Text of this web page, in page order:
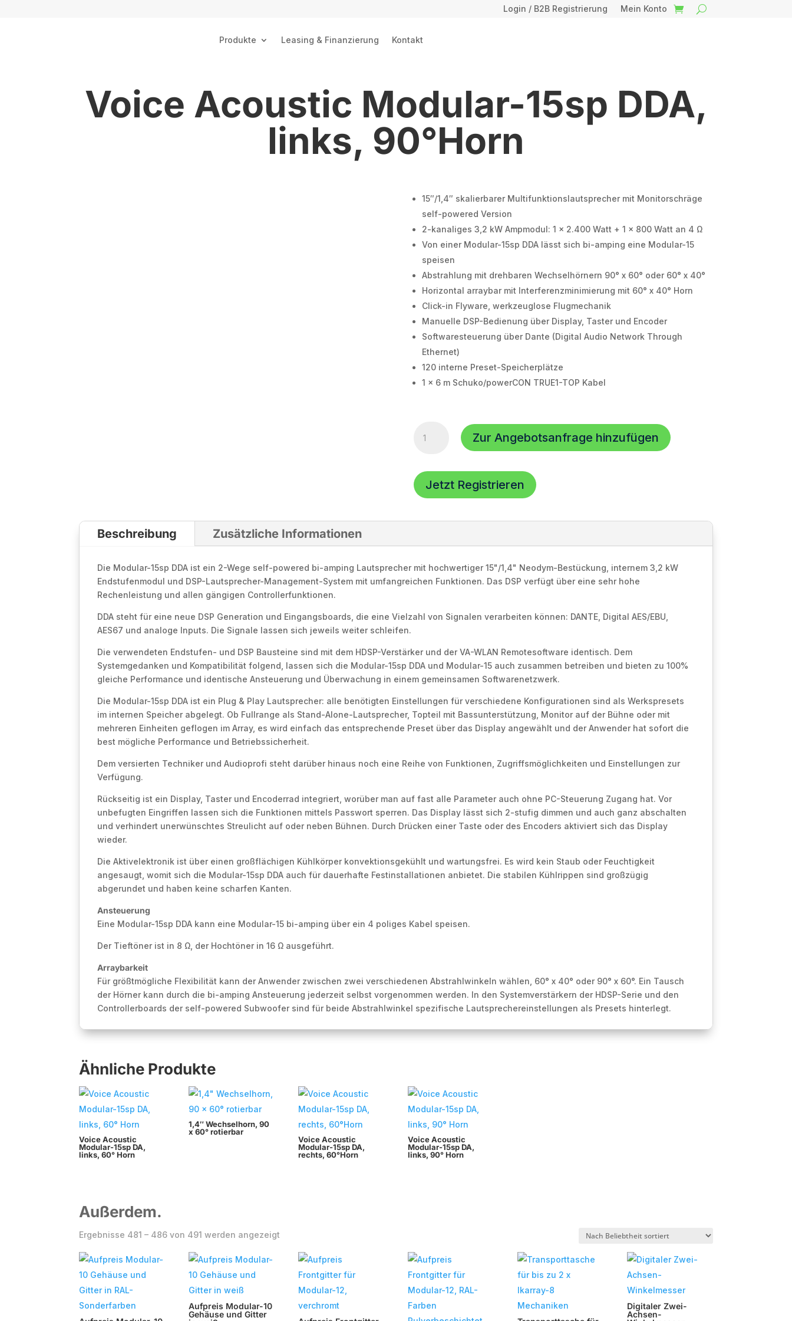
Login / B2B Registrierung Mein Konto
Produkte Leasing & Finanzierung Kontakt
Voice Acoustic Modular-15sp DDA,
links, 90°Horn
15″/1,4″ skalierbarer Multifunktionslautsprecher mit Monitorschräge
self-powered Version
2-kanaliges 3,2 kW Ampmodul: 1 x 2.400 Watt + 1 x 800 Watt an 4 Ω
Von einer Modular-15sp DDA lässt sich bi-amping eine Modular-15
speisen
Abstrahlung mit drehbaren Wechselhörnern 90° x 60° oder 60° x 40°
Horizontal arraybar mit Interferenzminimierung mit 60° x 40° Horn
Click-in Flyware, werkzeuglose Flugmechanik
Manuelle DSP-Bedienung über Display, Taster und Encoder
Softwaresteuerung über Dante (Digital Audio Network Through
Ethernet)
120 interne Preset-Speicherplätze
1 x 6 m Schuko/powerCON TRUE1-TOP Kabel
Acoustic
DDA,
links,
Menge
Zur Angebotsanfrage hinzufügen
Jetzt Registrieren
Beschreibung Zusätzliche Informationen
Die Modular-15sp DDA ist ein 2-Wege self-powered bi-amping Lautsprecher mit hochwertiger 15"/1,4" Neodym-Bestückung, internem 3,2 kW
Endstufenmodul und DSP-Lautsprecher-Management-System mit umfangreichen Funktionen. Das DSP verfügt über eine sehr hohe
Rechenleistung und allen gängigen Controllerfunktionen.
DDA steht für eine neue DSP Generation und Eingangsboards, die eine Vielzahl von Signalen verarbeiten können: DANTE, Digital AES/EBU,
AES67 und analoge Inputs. Die Signale lassen sich jeweils weiter schleifen.
Die verwendeten Endstufen- und DSP Bausteine sind mit dem HDSP-Verstärker und der VA-WLAN Remotesoftware identisch. Dem
Systemgedanken und Kompatibilität folgend, lassen sich die Modular-15sp DDA und Modular-15 auch zusammen betreiben und bieten zu 100%
gleiche Performance und identische Ansteuerung und Überwachung in einem gemeinsamen Softwarenetzwerk.
Die Modular-15sp DDA ist ein Plug & Play Lautsprecher: alle benötigten Einstellungen für verschiedene Konfigurationen sind als Werkspresets
im internen Speicher abgelegt. Ob Fullrange als Stand-Alone-Lautsprecher, Topteil mit Bassunterstützung, Monitor auf der Bühne oder mit
mehreren Einheiten geflogen im Array, es wird einfach das entsprechende Preset über das Display angewählt und der Anwender hat sofort die
best mögliche Performance und Betriebssicherheit.
Dem versierten Techniker und Audioprofi steht darüber hinaus noch eine Reihe von Funktionen, Zugriffsmöglichkeiten und Einstellungen zur
Verfügung.
Rückseitig ist ein Display, Taster und Encoderrad integriert, worüber man auf fast alle Parameter auch ohne PC-Steuerung Zugang hat. Vor
unbefugten Eingriffen lassen sich die Funktionen mittels Passwort sperren. Das Display lässt sich 2-stufig dimmen und auch ganz abschalten
und verhindert unerwünschtes Streulicht auf oder neben Bühnen. Durch Drücken einer Taste oder des Encoders aktiviert sich das Display
wieder.
Die Aktivelektronik ist über einen großflächigen Kühlkörper konvektionsgekühlt und wartungsfrei. Es wird kein Staub oder Feuchtigkeit
angesaugt, womit sich die Modular-15sp DDA auch für dauerhafte Festinstallationen anbietet. Die stabilen Kühlrippen sind großzügig
abgerundet und haben keine scharfen Kanten.
Ansteuerung
Eine Modular-15sp DDA kann eine Modular-15 bi-amping über ein 4 poliges Kabel speisen.
Der Tieftöner ist in 8 Ω, der Hochtöner in 16 Ω ausgeführt.
Arraybarkeit
Für größtmögliche Flexibilität kann der Anwender zwischen zwei verschiedenen Abstrahlwinkeln wählen, 60° x 40° oder 90° x 60°. Ein Tausch
der Hörner kann durch die bi-amping Ansteuerung jederzeit selbst vorgenommen werden. In den Systemverstärkern der HDSP-Serie und den
Controllerboards der self-powered Subwoofer sind für beide Abstrahlwinkel spezifische Lautsprechereinstellungen als Presets hinterlegt.
Ähnliche Produkte
Voice Acoustic
Modular-15sp DA,
links, 60° Horn
1,4″ Wechselhorn, 90
x 60° rotierbar
Voice Acoustic
Modular-15sp DA,
rechts, 60°Horn
Voice Acoustic
Modular-15sp DA,
links, 90° Horn
Außerdem.
Ergebnisse 481 – 486 von 491 werden angezeigt
sortiert
Aufpreis Modular-10
Gehäuse und Gitter
Digitaler Zwei-
Achsen-